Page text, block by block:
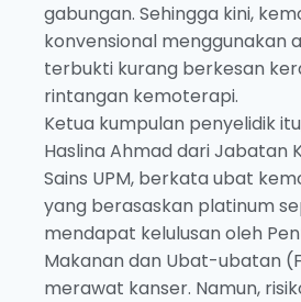
gabungan. Sehingga kini,
konvensional menggunakan
terbukti kurang berkesan
rintangan kemoterapi.
Ketua kumpulan penyelidik
Haslina Ahmad dari Jabatan
Sains UPM, berkata ubat
yang berasaskan platinum
mendapat kelulusan oleh
Makanan dan Ubat-ubatan
merawat kanser. Namun,